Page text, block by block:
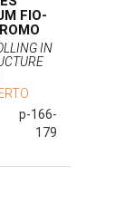
FIO-
IN
p-166-
179